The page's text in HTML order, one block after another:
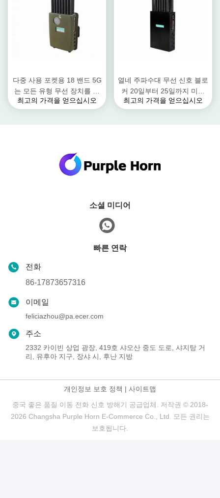
다중 사용 포켓용 18 밴드 5G
는 모든 유형 무선 장치를 방
해하는 전파 교란기의 신호를
최고의 가격을 얻으십시오
열네 주파수대 무선 신호 블로
커 20일부터 25일까지 미터
고전력 소형컴퓨터
최고의 가격을 얻으십시오
소셜 미디어
빠른 연락
전화
86-17873657316
이메일
feliciazhou@pa.ecer.com
주소
2332 카이빈 상업 광장, 419호 샤오산 중도 도로, 샤지탕 거
리, 유후아 지구, 장샤 시, 후난 지방
개인정보 보호 정책 | 사이트맵
중국 좋은 품질 이동 전화 신호 방해기 공급업체. 저작권 © 2018-
2026 Changsha Purple Horn E-Commerce Co., Ltd. 모든 권리는
보호됩니다.